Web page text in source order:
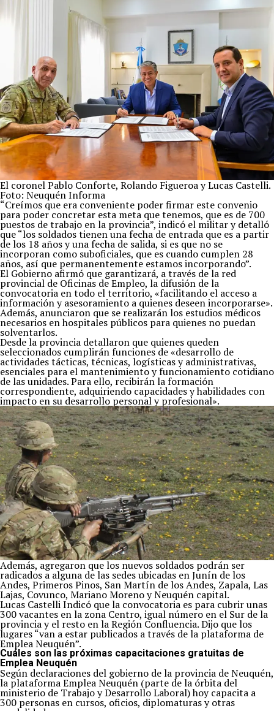
El coronel Pablo Conforte, Rolando Figueroa y Lucas Castelli.
Foto: Neuquén Informa
“Creímos que era conveniente poder firmar este convenio
para poder concretar esta meta que tenemos, que es de 700
puestos de trabajo en la provincia”, indicó el militar y detalló
que “los soldados tienen una fecha de entrada que es a partir
de los 18 años y una fecha de salida, si es que no se
incorporan como suboficiales, que es cuando cumplen 28
años, así que permanentemente estamos incorporando”.
El Gobierno afirmó que garantizará, a través de la red
provincial de Oficinas de Empleo, la difusión de la
convocatoria en todo el territorio, «facilitando el acceso a
información y asesoramiento a quienes deseen incorporarse».
Además, anunciaron que se realizarán los estudios médicos
necesarios en hospitales públicos para quienes no puedan
solventarlos.
Desde la provincia detallaron que quienes queden
seleccionados cumplirán funciones de «desarrollo de
actividades tácticas, técnicas, logísticas y administrativas,
esenciales para el mantenimiento y funcionamiento cotidiano
de las unidades. Para ello, recibirán la formación
correspondiente, adquiriendo capacidades y habilidades con
impacto en su desarrollo personal y profesional».
Además, agregaron que los nuevos soldados podrán ser
radicados a alguna de las sedes ubicadas en Junín de los
Andes, Primeros Pinos, San Martín de los Andes, Zapala, Las
Lajas, Covunco, Mariano Moreno y Neuquén capital.
Lucas Castelli Indicó que la convocatoria es para cubrir unas
300 vacantes en la zona Centro, igual número en el Sur de la
provincia y el resto en la Región Confluencia. Dijo que los
lugares “van a estar publicados a través de la plataforma de
Emplea Neuquén”.
Cuáles son las próximas capacitaciones gratuitas de
Emplea Neuquén
Según declaraciones del gobierno de la provincia de Neuquén,
la plataforma Emplea Neuquén (parte de la órbita del
ministerio de Trabajo y Desarrollo Laboral) hoy capacita a
300 personas en cursos, oficios, diplomaturas y otras